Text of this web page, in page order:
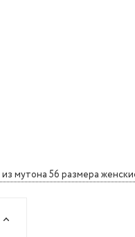
мутона 56 размера